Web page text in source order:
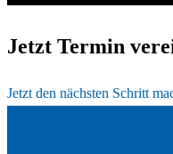
Jetzt Termin
Jetzt den nächsten Schritt